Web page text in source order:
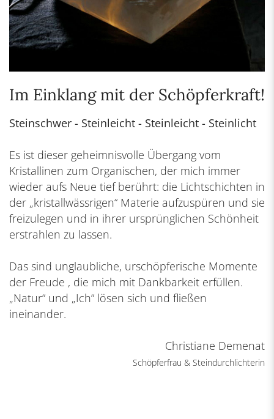
Im Einklang mit der Schöpferkraft!
Steinschwer - Steinleicht - Steinleicht - Steinlicht
Es ist dieser geheimnisvolle Übergang vom
Kristallinen zum Organischen, der mich immer
wieder aufs Neue tief berührt: die Lichtschichten in
der „kristallwässrigen“ Materie aufzuspüren und sie
freizulegen und in ihrer ursprünglichen Schönheit
erstrahlen zu lassen.
Das sind unglaubliche, urschöpferische Momente
der Freude , die mich mit Dankbarkeit erfüllen.
„Natur“ und „Ich“ lösen sich und fließen
ineinander.
Christiane Demenat
Schöpferfrau & Steindurchlichterin